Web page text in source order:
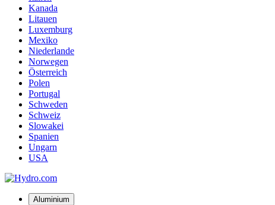
Kanada
Litauen
Luxemburg
Mexiko
Niederlande
Norwegen
Österreich
Polen
Portugal
Schweden
Schweiz
Slowakei
Spanien
Ungarn
USA
Aluminium